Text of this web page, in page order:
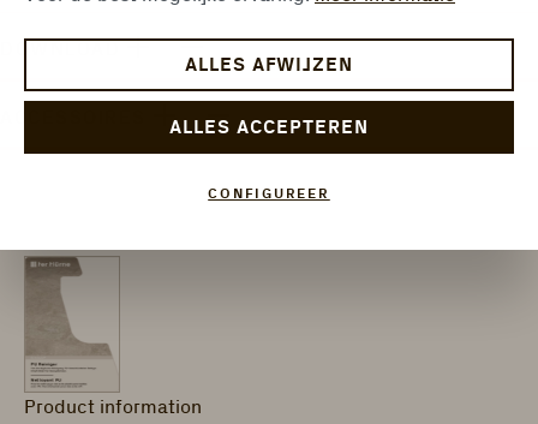
Product information
ALLES AFWIJZEN
ALLES ACCEPTEREN
CONFIGUREER